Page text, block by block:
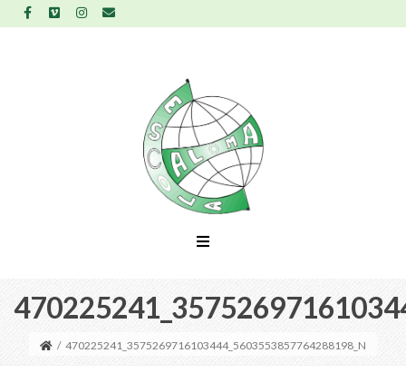
/ 470225241_3575269716103444_5603553857764288198_N